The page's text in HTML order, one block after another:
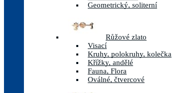
Geometrický, soliterní
Růžové zlato
Visací
Kruhy, polokruhy, kolečka
Křížky, andělé
Fauna, Flora
Oválné, čtvercové